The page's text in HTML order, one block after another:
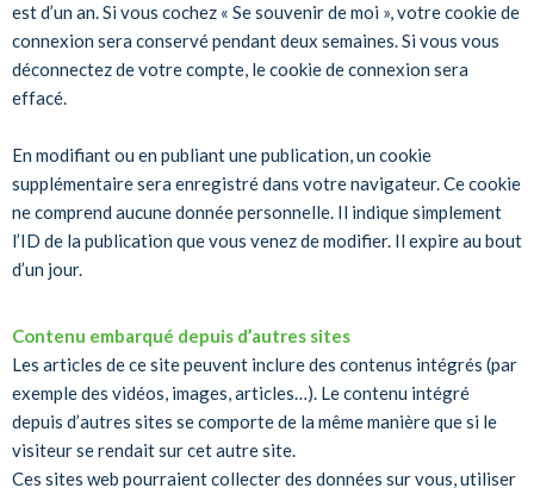
est d’un an. Si vous cochez « Se souvenir de moi », votre cookie de
connexion sera conservé pendant deux semaines. Si vous vous
déconnectez de votre compte, le cookie de connexion sera
effacé.
En modifiant ou en publiant une publication, un cookie
supplémentaire sera enregistré dans votre navigateur. Ce cookie
ne comprend aucune donnée personnelle. Il indique simplement
l’ID de la publication que vous venez de modifier. Il expire au bout
d’un jour.
Contenu embarqué depuis d’autres sites
Les articles de ce site peuvent inclure des contenus intégrés (par
exemple des vidéos, images, articles…). Le contenu intégré
depuis d’autres sites se comporte de la même manière que si le
visiteur se rendait sur cet autre site.
Ces sites web pourraient collecter des données sur vous, utiliser